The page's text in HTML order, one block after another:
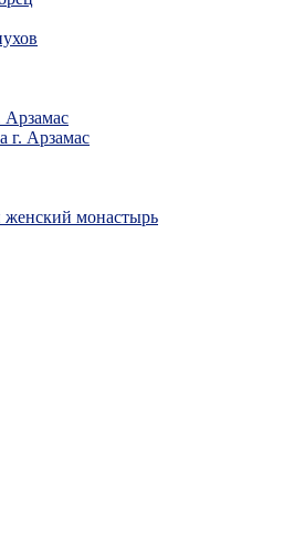
Арзамас
г. Арзамас
женский монастырь